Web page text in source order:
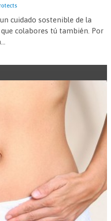
cuidado sostenible de la
colabores tú también. Por